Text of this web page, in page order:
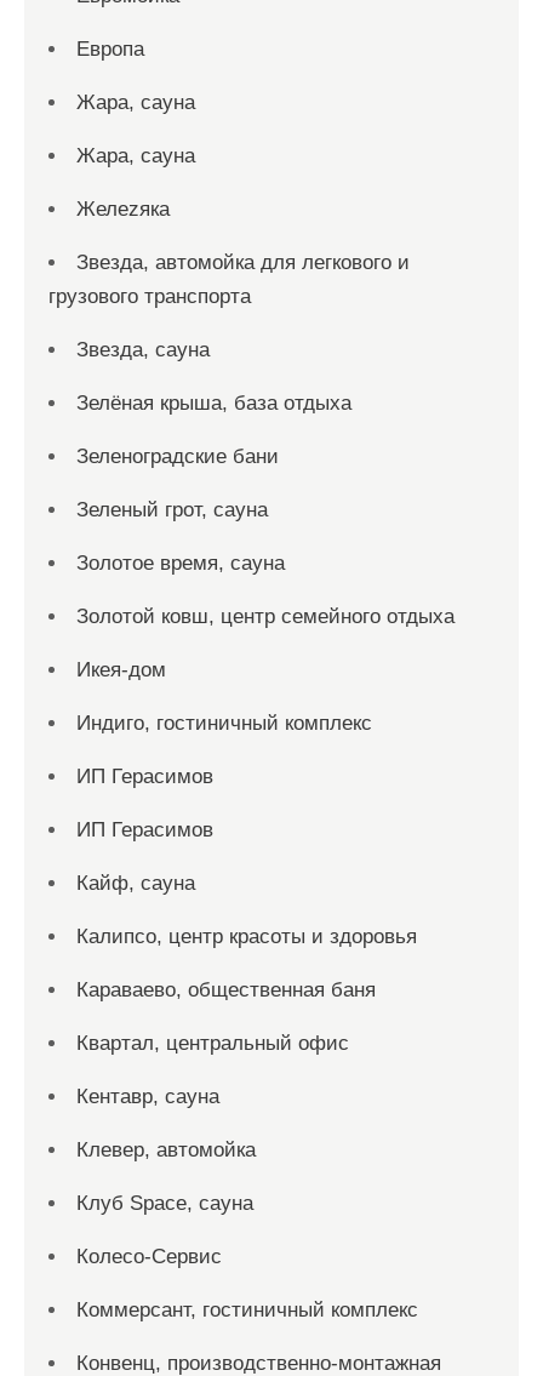
Европа
Жара, сауна
Жара, сауна
Желеzяка
Звезда, автомойка для легкового и
грузового транспорта
Звезда, сауна
Зелёная крыша, база отдыха
Зеленоградские бани
Зеленый грот, сауна
Золотое время, сауна
Золотой ковш, центр семейного отдыха
Икея-дом
Индиго, гостиничный комплекс
ИП Герасимов
ИП Герасимов
Кайф, сауна
Калипсо, центр красоты и здоровья
Караваево, общественная баня
Квартал, центральный офис
Кентавр, сауна
Клевер, автомойка
Клуб Space, сауна
Колесо-Сервис
Коммерсант, гостиничный комплекс
Конвенц, производственно-монтажная